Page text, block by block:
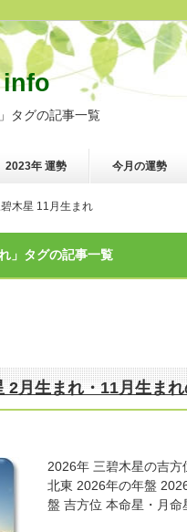
info
タグの記事一覧
2023年 運勢 今月の運勢
木星 11月生まれ
」タグの記事一覧
2月生まれ・11月生ま
2026年 三碧木星の吉方
北東 2026年の年盤
盤 吉方位 本命星・月命